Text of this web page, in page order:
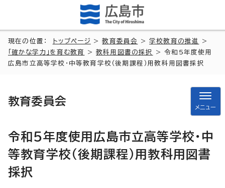
現在の位置： トップページ >教育委員会 >学校教育の推進
>
「確かな学力」を育む教育
>教科用図書の採択
> 令和5年度使用
広島市立高等学校・中等教育学校（後期課程）用教科用図書採択
教育委員会
メニュー
令和5年度使用広島市立高等学校・中
等教育学校（後期課程）用教科用図書
採択